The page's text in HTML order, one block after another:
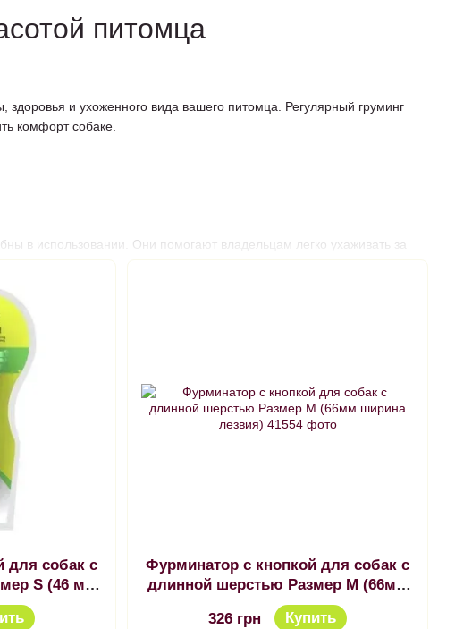
питомца
и ухоженного вида вашего питомца. Регулярный груминг
комфорт собаке.
в использовании. Они помогают владельцам легко ухаживать за
вид и комфорт каждый день.
для собак с
S (46 мм
Фурминатор с кнопкой для собак с
длинной шерстью Размер M (66мм
ширина лезвия)
326 грн
Купить